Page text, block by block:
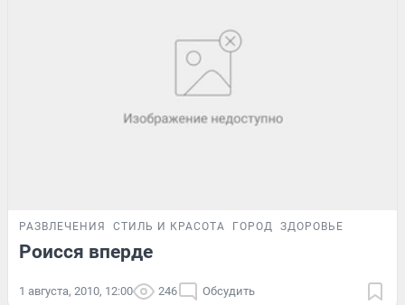
РАЗВЛЕЧЕНИЯ СТИЛЬ И КРАСОТА ГОРОД ЗДОРОВЬЕ
Роисся вперде
1 августа, 2010, 12:00 246 Обсудить